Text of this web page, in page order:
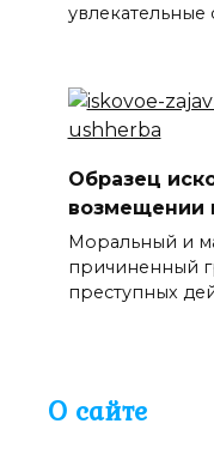
Образец
возмещении
Моральный и
причиненный
преступных
О сайте